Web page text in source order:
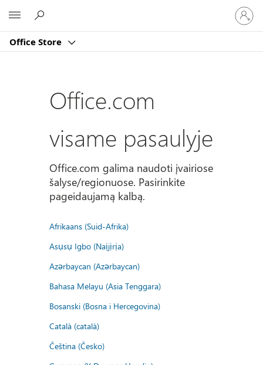
Office Store
prie
Office.com
visame pasaulyje
Office.com galima naudoti įvairiose
šalyse/regionuose. Pasirinkite
pageidaujamą kalbą.
Afrikaans (Suid-Afrika)
Asụsụ Igbo (Naịjịrịa)
Azərbaycan (Azərbaycan)
Bahasa Melayu (Asia Tenggara)
Bosanski (Bosna i Hercegovina)
Català (català)
Čeština (Česko)